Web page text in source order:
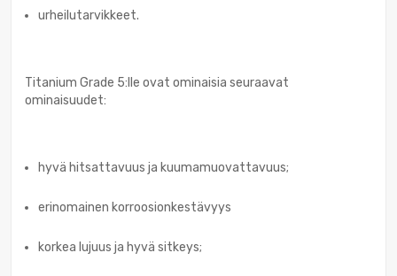
urheilutarvikkeet.
Titanium Grade 5:lle ovat ominaisia seuraavat
ominaisuudet:
hyvä hitsattavuus ja kuumamuovattavuus;
erinomainen korroosionkestävyys
korkea lujuus ja hyvä sitkeys;